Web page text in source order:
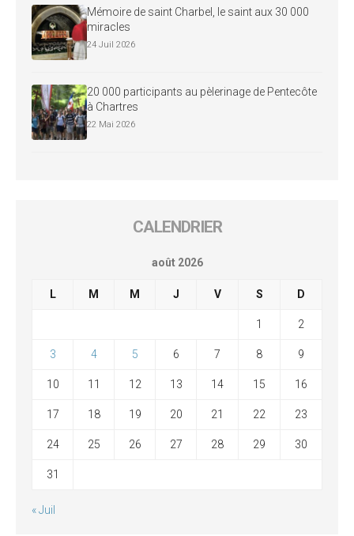
Mémoire de saint Charbel, le saint aux 30 000
miracles
24 Juil 2026
20 000 participants au pèlerinage de Pentecôte
à Chartres
22 Mai 2026
CALENDRIER
août 2026
L M M J V S D
1 2
3 4 5 6 7 8 9
10 11 12 13 14 15 16
17 18 19 20 21 22 23
24 25 26 27 28 29 30
31
« Juil